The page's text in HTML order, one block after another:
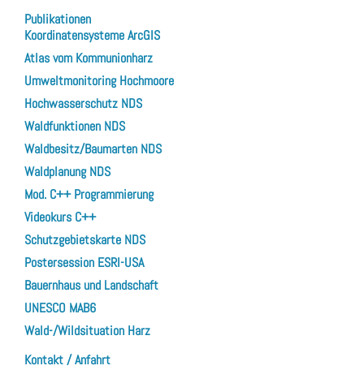
Publikationen
Koordinatensysteme ArcGIS
Atlas vom Kommunionharz
Umweltmonitoring Hochmoore
Hochwasserschutz NDS
Waldfunktionen NDS
Waldbesitz/Baumarten NDS
Waldplanung NDS
Mod. C++ Programmierung
Videokurs C++
Schutzgebietskarte NDS
Postersession ESRI-USA
Bauernhaus und Landschaft
UNESCO MAB6
Wald-/Wildsituation Harz
Kontakt / Anfahrt